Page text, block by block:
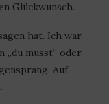
Glückwunsch.
hat. Ich war
„du musst“ oder
Auf